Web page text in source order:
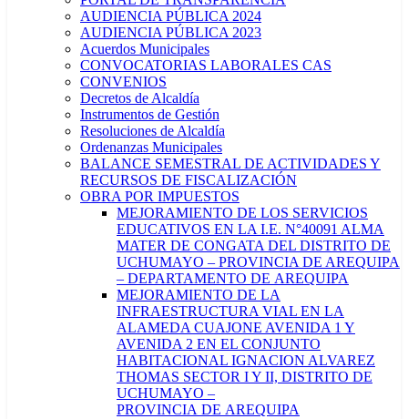
AUDIENCIA PÚBLICA 2024
AUDIENCIA PÚBLICA 2023
Acuerdos Municipales
CONVOCATORIAS LABORALES CAS
CONVENIOS
Decretos de Alcaldía
Instrumentos de Gestión
Resoluciones de Alcaldía
Ordenanzas Municipales
BALANCE SEMESTRAL DE ACTIVIDADES Y
RECURSOS DE FISCALIZACIÓN
OBRA POR IMPUESTOS
MEJORAMIENTO DE LOS SERVICIOS
EDUCATIVOS EN LA I.E. N°40091 ALMA
MATER DE CONGATA DEL DISTRITO DE
UCHUMAYO – PROVINCIA DE AREQUIPA
– DEPARTAMENTO DE AREQUIPA
MEJORAMIENTO DE LA
INFRAESTRUCTURA VIAL EN LA
ALAMEDA CUAJONE AVENIDA 1 Y
AVENIDA 2 EN EL CONJUNTO
HABITACIONAL IGNACION ALVAREZ
THOMAS SECTOR I Y II, DISTRITO DE
UCHUMAYO –
PROVINCIA DE AREQUIPA